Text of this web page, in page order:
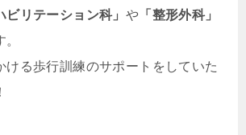
ビリテーション科」 や 「整形外科」
ける歩行訓練のサポートをしていた